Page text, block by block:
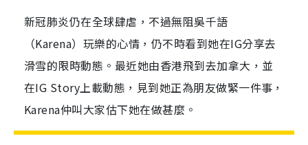
新冠肺炎仍在全球肆虐，不過無阻吳千語
（Karena）玩樂的心情，仍不時看到她在IG分享去
滑雪的限時動態。最近她由香港飛到去加拿大，並
在IG Story上載動態，見到她正為朋友做緊一件事，
Karena仲叫大家估下她在做甚麼。